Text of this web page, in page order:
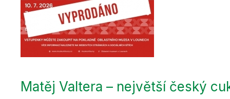
Matěj Valtera – největší český